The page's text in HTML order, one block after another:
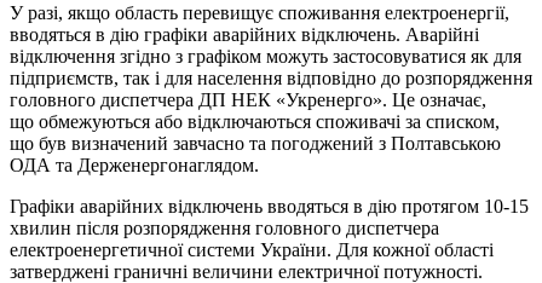
У разі, якщо область перевищує споживання електроенергії,
вводяться в дію графіки аварійних відключень. Аварійні
відключення згідно з графіком можуть застосовуватися як для
підприємств, так і для населення відповідно до розпорядження
головного диспетчера ДП НЕК «Укренерго». Це означає,
що обмежуються або відключаються споживачі за списком,
що був визначений завчасно та погоджений з Полтавською
ОДА та Держенергонаглядом.
Графіки аварійних відключень вводяться в дію протягом 10-15
хвилин після розпорядження головного диспетчера
електроенергетичної системи України. Для кожної області
затверджені граничні величини електричної потужності.